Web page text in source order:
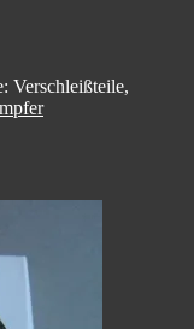
Verschleißteile,